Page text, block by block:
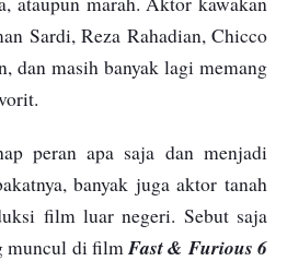
Sardi, Reza Rahadian, Chicco
dan masih banyak lagi memang
peran apa saja dan menjadi
banyak juga aktor tanah
film luar negeri. Sebut saja
muncul di filmFast & Furious 6